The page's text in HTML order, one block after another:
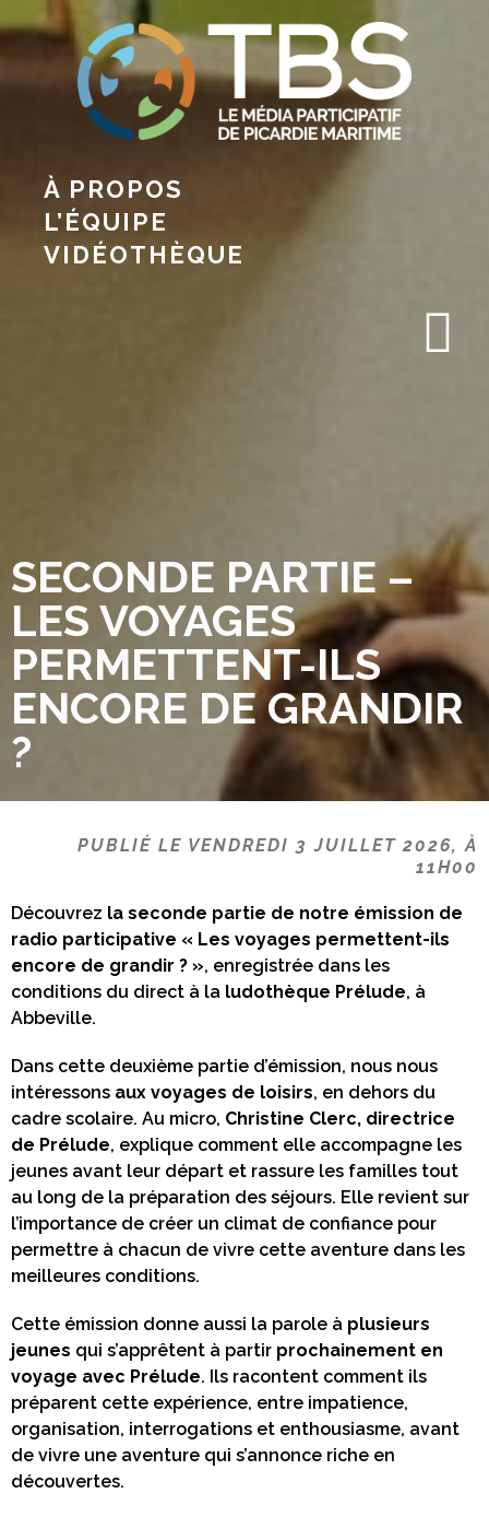
À PROPOS
L’ÉQUIPE
VIDÉOTHÈQUE
SECONDE PARTIE –
LES VOYAGES
PERMETTENT-ILS
ENCORE DE GRANDIR
?
PUBLIÉ LE VENDREDI 3 JUILLET 2026, À
11H00
Découvrez la seconde partie de notre émission de
radio participative « Les voyages permettent-ils
encore de grandir ? », enregistrée dans les
conditions du direct à la ludothèque Prélude, à
Abbeville.
Dans cette deuxième partie d’émission, nous nous
intéressons aux voyages de loisirs, en dehors du
cadre scolaire. Au micro, Christine Clerc, directrice
de Prélude, explique comment elle accompagne les
jeunes avant leur départ et rassure les familles tout
au long de la préparation des séjours. Elle revient sur
l’importance de créer un climat de confiance pour
permettre à chacun de vivre cette aventure dans les
meilleures conditions.
Cette émission donne aussi la parole à plusieurs
jeunes qui s’apprêtent à partir prochainement en
voyage avec Prélude. Ils racontent comment ils
préparent cette expérience, entre impatience,
organisation, interrogations et enthousiasme, avant
de vivre une aventure qui s’annonce riche en
découvertes.